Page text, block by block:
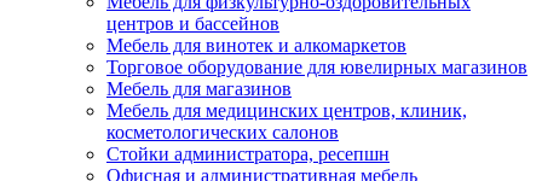
центров и бассейнов
Мебель для винотек и алкомаркетов
Торговое оборудование для ювелирных магазинов
Мебель для магазинов
Мебель для медицинских центров, клиник,
косметологических салонов
Стойки администратора, ресепшн
Офисная и административная мебель